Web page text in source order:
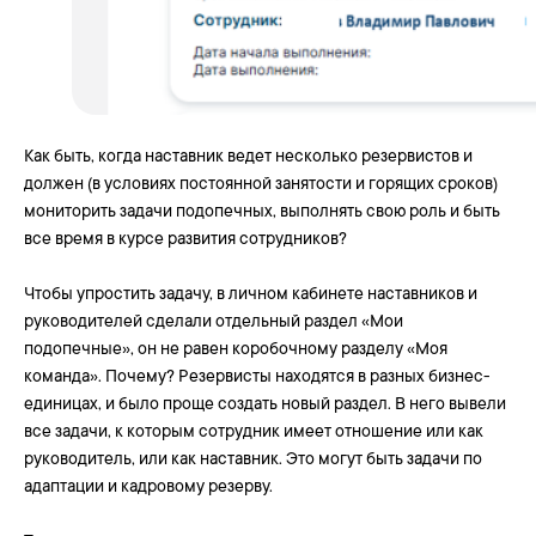
Как быть, когда наставник ведет несколько резервистов и
должен (в условиях постоянной занятости и горящих сроков)
мониторить задачи подопечных, выполнять свою роль и быть
все время в курсе развития сотрудников?
Чтобы упростить задачу, в личном кабинете наставников и
руководителей сделали отдельный раздел «Мои
подопечные», он не равен коробочному разделу «Моя
команда». Почему? Резервисты находятся в разных бизнес-
единицах, и было проще создать новый раздел. В него вывели
все задачи, к которым сотрудник имеет отношение или как
руководитель, или как наставник. Это могут быть задачи по
адаптации и кадровому резерву.
Публичная оферта
Юридическая информация
Правообладание и технологический стек
© 2026⦁Websoft
Политика конфиденциальности
Часы работы 09:00-19:00
Мы в социальных сетях